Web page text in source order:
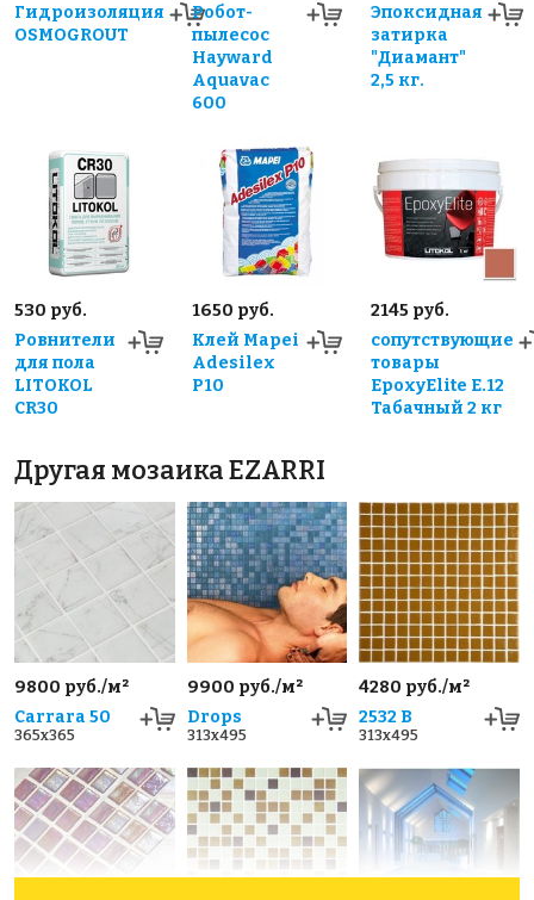
Гидроизоляция
OSMOGROUT
Робот-
пылесос
Hayward
Aquavac
600
Эпоксидная
затирка
"Диамант"
2,5 кг.
530 руб.
Ровнители
для пола
LITOKOL
CR30
1650 руб.
Клей Mapei
Adesilex
P10
2145 руб.
сопутствующие
товары
EpoxyElite E.12
Табачный 2 кг
Другая мозаика EZARRI
9800 руб./м²
Carrara 50
365x365
9900 руб./м²
Drops
313x495
4280 руб./м²
2532 B
313x495